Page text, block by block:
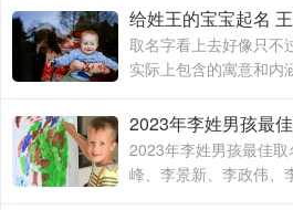
所念表达出来，让孩子
取名字看上去好像只不
实际上包含的寓意和内
一定的组织能力和文学
折磨父母的事情，对于
2023年李姓男孩最佳
峰、李景新、李政伟、
李乐宜、李佳壹、李家